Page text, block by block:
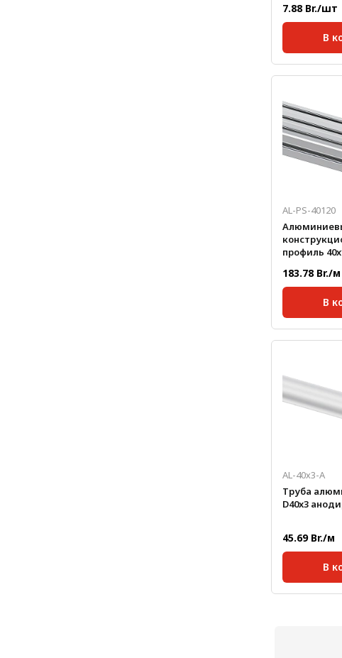
7.88 Br./шт
В
Масса, кг/
AL-PS-40120
профиль
183.78 Br./м
В
Серия:
мм:
AL-40х3-А
Труба
D40x3
45.69 Br./м
В